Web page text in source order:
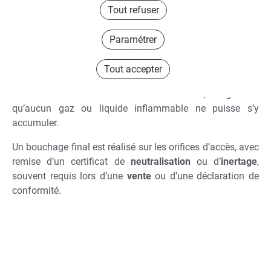
paramétrer ». En cliquant sur « tout accepter », vous
acceptez que nous et/ou nos partenaires publicitaires
stockent et/ou accèdent à des informations stockées
sur votre terminal afin de vous proposer des publicités
personnalisées, mesurer leur performance et obtenir
des données sur leurs audiences, développer et
améliorer nos produits, assurer la sécurité, prévenir la
publicités ou le contenu, mettre en correspondance et
combiner des sources de données hors ligne, relier
caractéristiques d’identification d’appareil envoyées
automatiquement, utiliser des données de
géolocalisation précises, analyser activement les
caractéristiques du terminal pour l’identification. Vous
pouvez modifier vos choix à tout moment en cliquant
Tout accepter
Tout refuser
Paramétrer
Une fois séchée, la cuve est comblée avec le matériau le
bétoncellulaire, perlite expansée,
stabilisé ou terre compactée. Ce remplissage permet
qu’aucun gaz ou liquide inflammable ne puisse s’y
accumuler.
Un bouchage final est réalisé sur les orifices d’accès, avec
remise d’un certificat de neutralisation ou d’inertage,
souvent requis lors d’une venteou d’une déclaration de
conformité.